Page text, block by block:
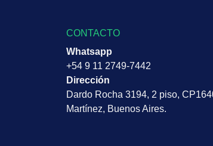
CONTACTO
Whatsapp
+54 9 11 2749-7442
Dirección
Dardo Rocha 3194, 2 piso,
Martínez, Buenos Aires.